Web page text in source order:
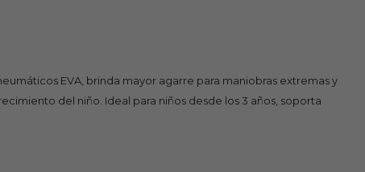
EVA, brinda mayor agarre para maniobras extremas y
del niño. Ideal para niños desde los 3 años, soporta